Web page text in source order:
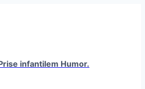
infantilem Humor.